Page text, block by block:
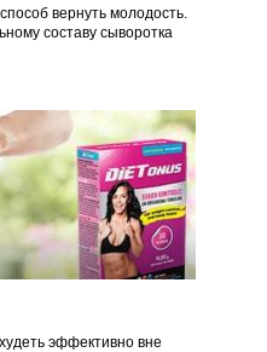
вернуть молодость.
составу сыворотка
эффективно вне